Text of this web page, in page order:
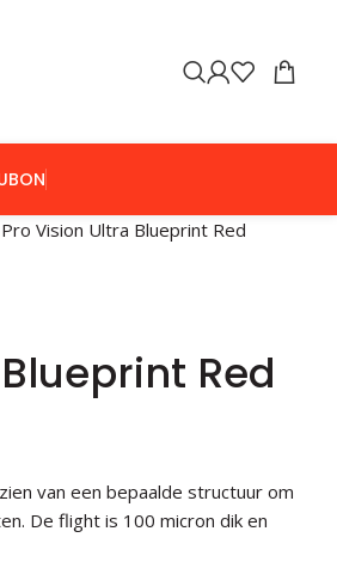
Vision Ultra Blueprint Red
Red
van een bepaalde structuur om
De flight is 100 micron dik en